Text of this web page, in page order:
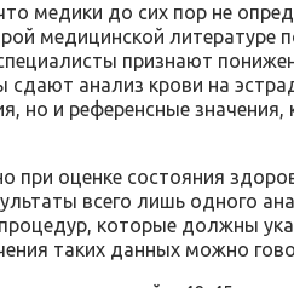
медики до сих пор не
медицинской литературе
признают
анализ крови на
но и референсные
при оценке состояния
всего лишь одного
которые должны
таких данных можно